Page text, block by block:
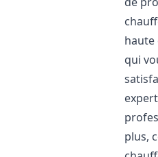
haute
qui
plus,